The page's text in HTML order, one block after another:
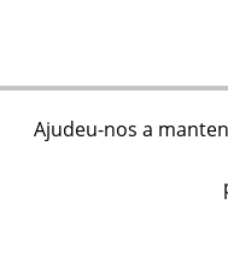
Ajudeu-nos a